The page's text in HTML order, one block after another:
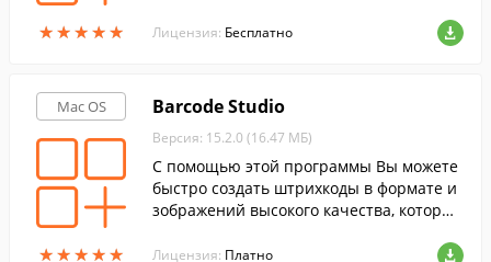
★★★★★
★★★★★ Лицензия: Бесплатно
Mac OS
★★★★★
★★★★★
Barcode Studio
Версия: 15.2.0 (16.47 МБ)
С помощью этой программы Вы можете
быстро создать штрихкоды в формате и
зображений высокого качества, которые
топных издательских приложений.
Лицензия: Платно